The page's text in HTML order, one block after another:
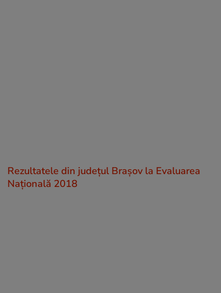
Rezultatele din județul Brașov la Evaluarea
Națională 2018